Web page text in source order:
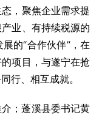
，聚焦企业需求提
业、有持续税源的
的“合作伙伴”，在
项目，与遂宁在抢
行、相互成就。
；蓬溪县委书记黄